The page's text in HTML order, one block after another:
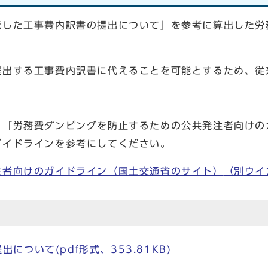
た工事費内訳書の提出について」を参考に算出した
する工事費内訳書に代えることを可能とするため、
労務費ダンピングを防止するための公共発注者向け
ドラインを参考にしてください。
向けのガイドライン（国土交通省のサイト） （別ウ
出について(pdf形式、353.81KB)